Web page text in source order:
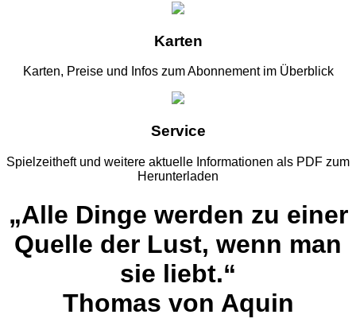
Karten
Karten, Preise und Infos zum Abonnement im Überblick
Service
Spielzeitheft und weitere aktuelle Informationen als PDF zum
Herunterladen
„Alle Dinge werden zu einer
Quelle der Lust, wenn man
sie liebt.“
Thomas von Aquin